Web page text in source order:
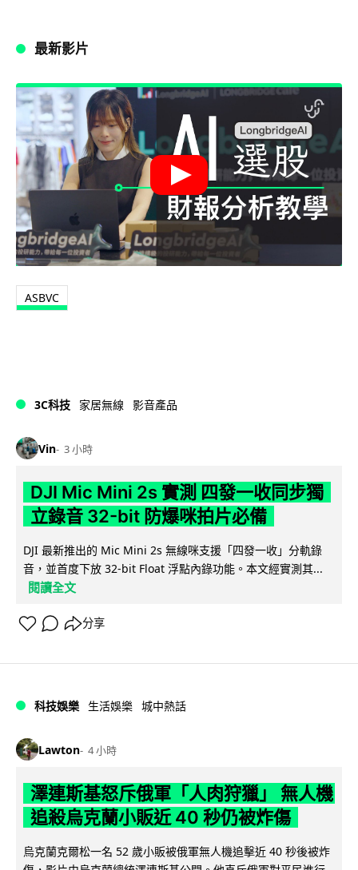
最新影片
ASBVC
3C科技 家居無線 影音產品
Vin 3 小時
DJI Mic Mini 2s 實測 四發一收同步獨
立錄音 32-bit 防爆咪拍片必備
DJI 最新推出的 Mic Mini 2s 無線咪支援「四發一收」分軌錄
音，並首度下放 32-bit Float 浮點內錄功能。本文經實測其...
閱讀全文
分享
科技娛樂 生活娛樂 城中熱話
Lawton 4 小時
澤連斯基怒斥俄軍「人肉狩獵」 無人機
追殺烏克蘭小販近 40 秒仍被炸傷
烏克蘭克爾松一名 52 歲小販被俄軍無人機追擊近 40 秒後被炸